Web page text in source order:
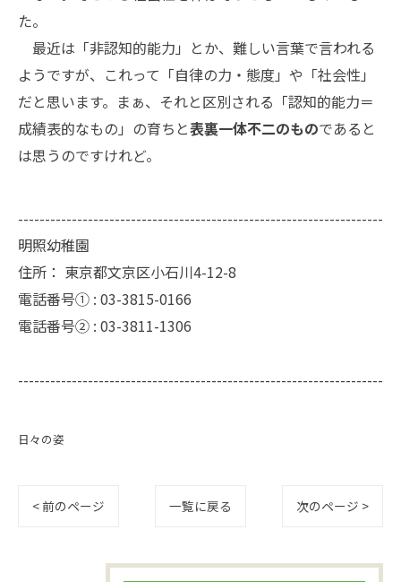
た。
最近は「非認知的能力」とか、難しい言葉で言われる
ようですが、これって「自律の力・態度」や「社会性」
だと思います。まぁ、それと区別される「認知的能力＝
成績表的なもの」の育ちと表裏一体不二のものであると
は思うのですけれど。
--------------------------------------------------------------------
明照幼稚園
住所： 東京都文京区小石川4-12-8
電話番号① : 03-3815-0166
電話番号② : 03-3811-1306
--------------------------------------------------------------------
日々の姿
< 前のページ 一覧に戻る 次のページ >